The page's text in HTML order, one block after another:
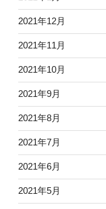
2021年12月
2021年11月
2021年10月
2021年9月
2021年8月
2021年7月
2021年6月
2021年5月